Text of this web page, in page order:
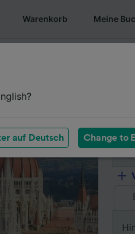
Warenkorb Meine
auf Deutsch Change to